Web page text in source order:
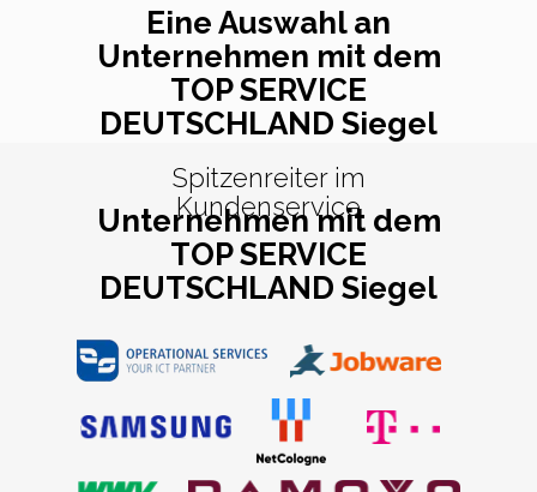
Eine Auswahl an
Unternehmen mit dem
TOP SERVICE
DEUTSCHLAND Siegel
Spitzenreiter im
Kundenservice
Unternehmen mit dem
TOP SERVICE
DEUTSCHLAND Siegel